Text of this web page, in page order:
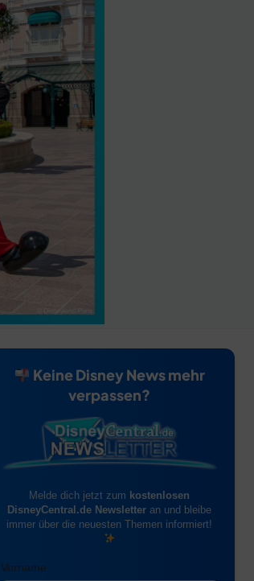
Keine Disney News mehr
verpassen?
Melde dich jetzt zum kostenlosen
DisneyCentral.de Newsletter an und bleibe
immer über die neuesten Themen informiert!
Vorname